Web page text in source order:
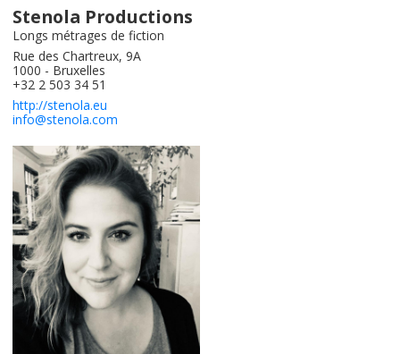
Stenola Productions
Longs métrages de fiction
Rue des Chartreux, 9A
1000 - Bruxelles
+32 2 503 34 51
http://stenola.eu
info@stenola.com